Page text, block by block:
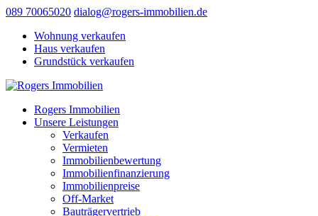
089 70065020 dialog@rogers-immobilien.de
Wohnung verkaufen
Haus verkaufen
Grundstück verkaufen
Rogers Immobilien
Unsere Leistungen
Verkaufen
Vermieten
Immobilienbewertung
Immobilienfinanzierung
Immobilienpreise
Off-Market
Bauträgervertrieb